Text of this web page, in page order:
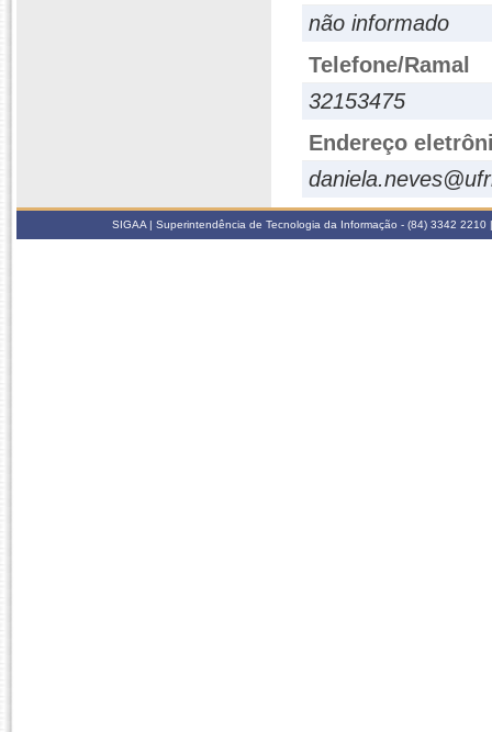
não informado
Telefone/Ramal
32153475
Endereço
SIGAA | Superintendência de Tecnologia da Informação - (84) 3342